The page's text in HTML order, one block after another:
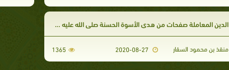
الدين المعاملة صفحات من هدي الأسوة الحسنة صلى الله عليه وسلم
منقذ بن محمود السقار 1365